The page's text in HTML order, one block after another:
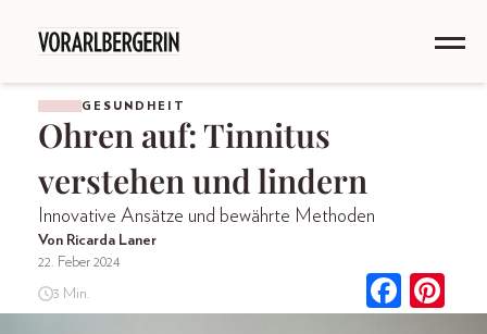
GESUNDHEIT
Ohren auf: Tinnitus
verstehen und lindern
Innovative Ansätze und bewährte Methoden
Von Ricarda Laner
22. Feber 2024
3 Min.